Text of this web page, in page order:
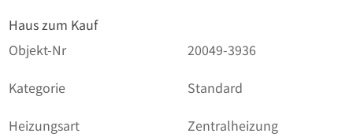
Haus zum Kauf
Objekt-Nr
20049-3936
Kategorie
Standard
Heizungsart
Zentralheizung